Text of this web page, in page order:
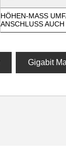
HÖHEN-MASS
ANSCHLUSS AUCH
Gigabit